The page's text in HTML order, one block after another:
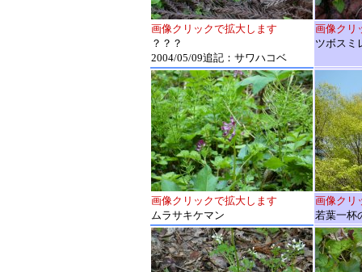
画像クリックで拡大します
？？？
2004/05/09追記：サワハコベ
画像クリ
ツボスミ
画像クリックで拡大します
ムラサキケマン
画像クリ
若葉一杯